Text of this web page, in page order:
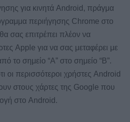
για κινητά Android, πράγμα
περιήγησης Chrome στο
σας επιτρέπει πλέον να
Apple για να σας μεταφέρει με
το σημείο “Α” στο σημείο “Β”.
οι περισσότεροι χρήστες Android
στους χάρτες της Google που
στο Android.